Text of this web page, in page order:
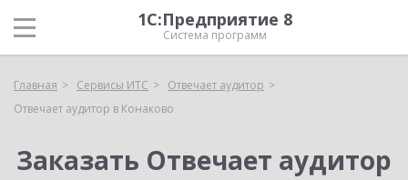
1С:Предприятие 8
Система программ
Главная Сервисы ИТС
Отвечает аудитор
Отвечает аудитор в Конаково
Заказать Отвечает аудитор